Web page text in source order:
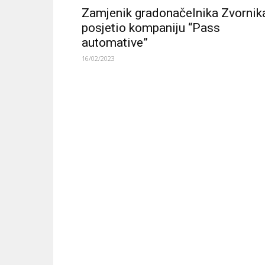
Zamjenik gradonačelnika
posjetio kompaniju “Pass
automative”
16/02/2023